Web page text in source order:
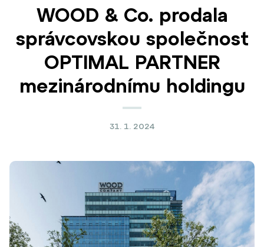
WOOD & Co. prodala
správcovskou společnost
OPTIMAL PARTNER
mezinárodnímu holdingu
31. 1. 2024